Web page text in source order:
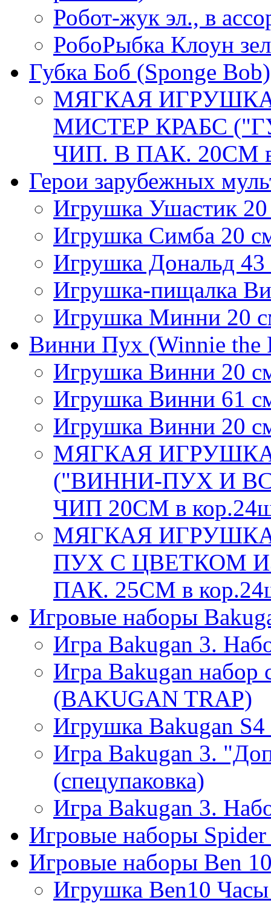
Робот-жук эл., в
РобоРыбка Клоун
Губка Боб (Sponge Bob)
МЯГКАЯ
МИСТЕР КРАБС
ЧИП. В ПАК. 20СМ в
Герои зарубежных
Игрушка Ушастик
Игрушка Симба 20
Игрушка Дональд 43
Игрушка-пищалка
Игрушка Минни 20
Винни Пух (Winnie the
Игрушка Винни 20
Игрушка Винни 61
Игрушка Винни 20
МЯГКАЯ
("ВИННИ-ПУХ И
ЧИП 20СМ в
МЯГКАЯ
ПУХ С ЦВЕТКОМ
ПАК. 25СМ в
Игровые наборы
Игра Bakugan 3.
Игра Bakugan набор
(BAKUGAN TRAP)
Игрушка Bakugan S4
Игра Bakugan 3.
(спецупаковка)
Игра Bakugan 3.
Игровые наборы
Игровые наборы Ben
Игрушка Ben10